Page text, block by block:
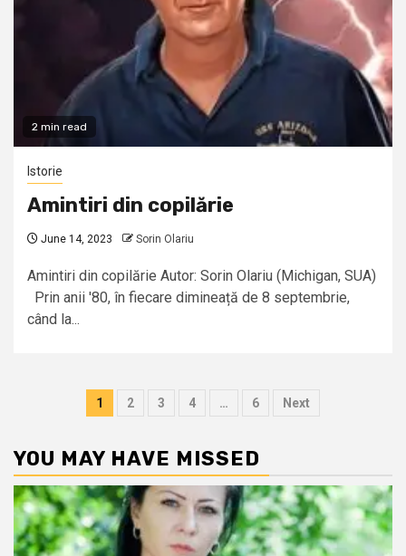
2 min read
Istorie
Amintiri din copilărie
June 14, 2023 Sorin Olariu
Amintiri din copilărie Autor: Sorin Olariu (Michigan, SUA)
Prin anii '80, în fiecare dimineață de 8 septembrie,
când la...
Posts
1 2 3 4 … 6 Next
YOU MAY HAVE MISSED